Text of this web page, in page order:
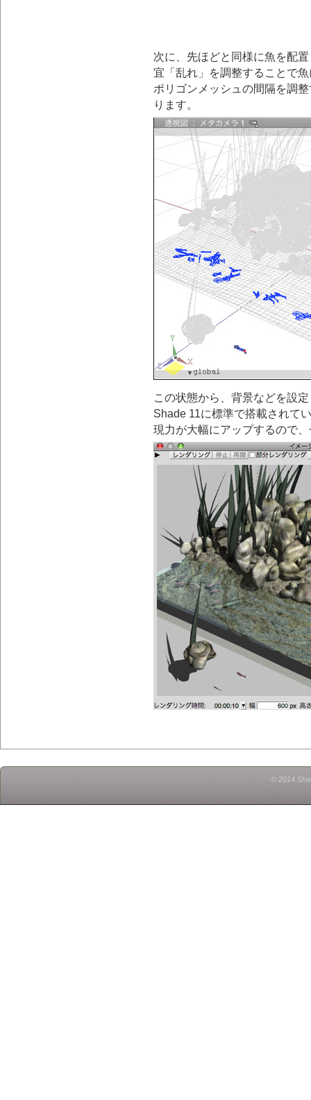
次に、先ほどと同様に魚を配
宜「乱れ」を調整することで
ポリゴンメッシュの間隔を調
ります。
この状態から、背景などを設
Shade 11に標準で搭載されて
現力が大幅にアップするので
© 2014